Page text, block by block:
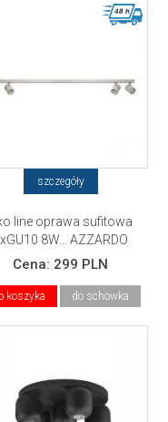
szczegóły
line oprawa sufitowa
8W... AZZARDO
Cena: 299 PLN
koszyka do schowka